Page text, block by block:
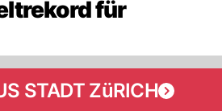
für
STADT ZüRICH